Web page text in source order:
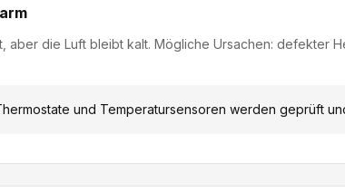
aber die Luft bleibt kalt. Mögliche Ursachen: defekter
und Temperatursensoren werden geprüft